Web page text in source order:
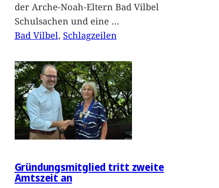
der Arche-Noah-Eltern Bad Vilbel
Schulsachen und eine …
Bad Vilbel, Schlagzeilen
Gründungsmitglied tritt zweite
Amtszeit an